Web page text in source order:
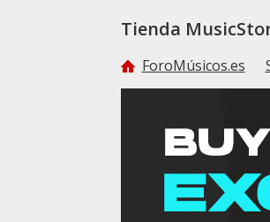
Tienda
ForoMúsicos.es